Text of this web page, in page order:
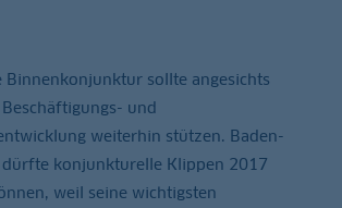
Binnenkonjunktur sollte angesichts
und
weiterhin stützen. Baden-
konjunkturelle Klippen 2017
weil seine wichtigsten